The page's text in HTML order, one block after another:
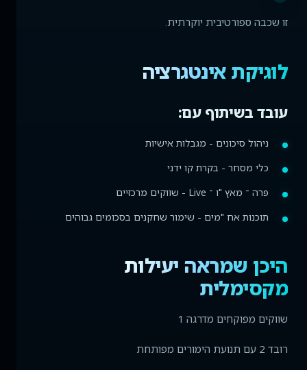
זו שכבה ספורטיבית יוקרתית.
לוגיקת אינטגרציה
עובד בשיתוף עם:
ניהול סיכונים - מגבלות אישיות
כלי מסחר - בקרת קו ידני
פרה ־ מאץ "ו ־ Live - שווקים מרכזיים
תוכנות אח "מים - שימור שחקנים בסכומים גבוהים
היכן שמראה יעילות
מקסימלית
שווקים מפוקחים מדרגה 1
רובד 2 עם תנועת הימורים מפותחת